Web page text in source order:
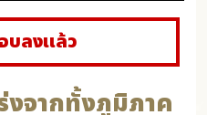
บลงแล้ว
จากทั้งภูมิภาค